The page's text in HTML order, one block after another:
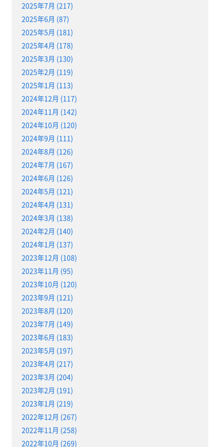
2025年7月 (217)
2025年6月 (87)
2025年5月 (181)
2025年4月 (178)
2025年3月 (130)
2025年2月 (119)
2025年1月 (113)
2024年12月 (117)
2024年11月 (142)
2024年10月 (120)
2024年9月 (111)
2024年8月 (126)
2024年7月 (167)
2024年6月 (126)
2024年5月 (121)
2024年4月 (131)
2024年3月 (138)
2024年2月 (140)
2024年1月 (137)
2023年12月 (108)
2023年11月 (95)
2023年10月 (120)
2023年9月 (121)
2023年8月 (120)
2023年7月 (149)
2023年6月 (183)
2023年5月 (197)
2023年4月 (217)
2023年3月 (204)
2023年2月 (191)
2023年1月 (219)
2022年12月 (267)
2022年11月 (258)
2022年10月 (269)